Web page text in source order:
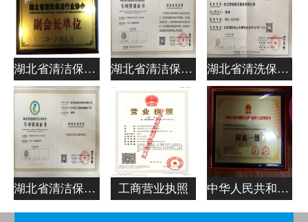
湖北省清洁保洁行业协会副会长单位 湖北省清洁保洁行业协会专项资质证书 湖北省清洗保洁行业协会资质证书
湖北省清洁保洁行业协会专项资质证书 工商营业执照 中华人民共和国清洁服务企业资质证书